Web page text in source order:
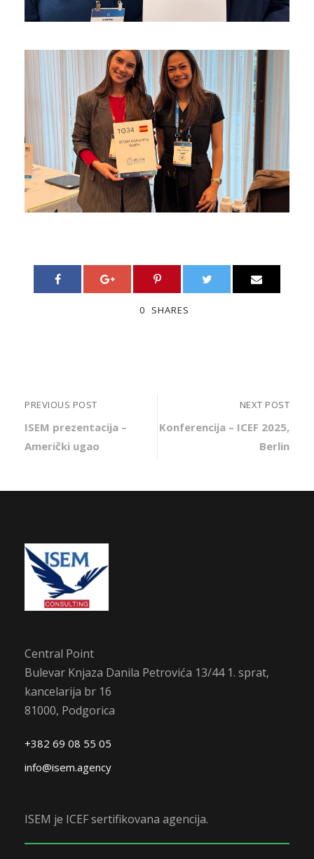
0 SHARES
PREVIOUS POST
ISEM prezentacija –
Američki ugao
NEXT POST
Konferencija – ICEF 2025,
Berlin
Central Point
Bulevar Knjaza Danila Petrovića 13/44 1. sprat,
kancelarija br 16
81000, Podgorica
+382 69 08 55 05
info@isem.agency
ISEM je ICEF sertifikovana agencija.